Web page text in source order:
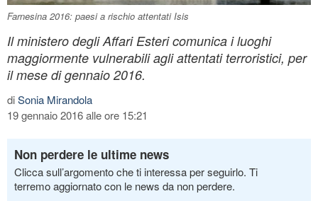
Farnesina 2016: paesi a rischio attentati Isis
Il ministero degli Affari Esteri comunica i luoghi
maggiormente vulnerabili agli attentati terroristici, per
il mese di gennaio 2016.
diSonia Mirandola
19 gennaio 2016 alle ore 15:21
Non perdere le ultime news
Clicca sull’argomento che ti interessa per seguirlo. Ti
terremo aggiornato con le news da non perdere.